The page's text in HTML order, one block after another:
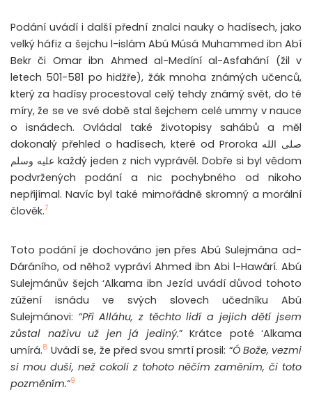
Podání uvádí i další přední znalci nauky o hadísech, jako
velký háfiz a šejchu l-islám Abú Músá Muhammed ibn Abí
Bekr či Omar ibn Ahmed al-Medíní al-Asfahání (žil v
letech 501-581 po hidžře), žák mnoha známých učenců,
který za hadísy procestoval celý tehdy známý svět, do té
míry, že se ve své době stal šejchem celé ummy v nauce
o isnádech. Ovládal také životopisy sahábů a měl
dokonalý přehled o hadísech, které od Proroka صلى الله
عليه وسلم každý jeden z nich vyprávěl. Dobře si byl vědom
podvržených podání a nic pochybného od nikoho
nepřijímal. Navíc byl také mimořádně skromný a morální
člověk.7
Toto podání je dochováno jen přes Abú Sulejmána ad-
Dáráního, od něhož vypráví Ahmed ibn Abi l-Hawárí. Abú
Sulejmánův šejch ‘Alkama ibn Jezíd uvádí důvod tohoto
zúžení isnádu ve svých slovech učedníku Abú
Sulejmánovi: “Při Alláhu, z těchto lidí a jejich dětí jsem
zůstal naživu už jen já jediný.” Krátce poté ‘Alkama
umírá.8 Uvádí se, že před svou smrtí prosil: “Ó Bože, vezmi
si mou duši, než cokoli z tohoto něčím zaměním, či toto
pozměním.“9